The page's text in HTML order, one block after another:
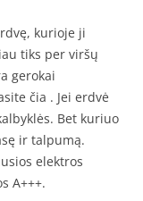
kurioje ji
tiks per viršų
gerokai
čia . Jei erdvė
Bet kuriuo
ir talpumą.
elektros
A+++.